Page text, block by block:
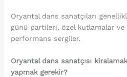
Oryantal dans sanatçıları
günü partileri, özel kutlamalar
performans sergiler.
Oryantal dans sanatçısı
yapmak gerekir?